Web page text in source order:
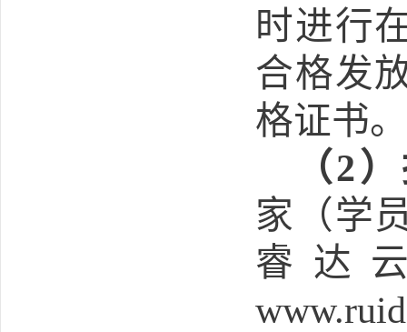
时进行
合格发
格证书。
（2
家（学
睿达